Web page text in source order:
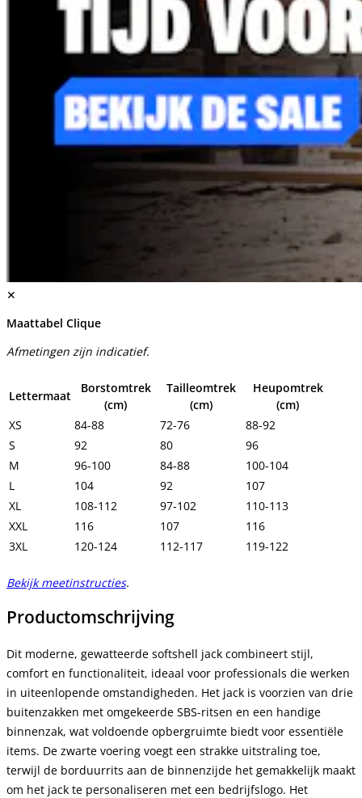
✕
Maattabel Clique
Afmetingen zijn indicatief.
Lettermaat
Borstomtrek
(cm)
Tailleomtrek
(cm)
Heupomtrek
(cm)
XS
84-88 72-76
88-92
S
92 80
96
M
96-100 84-88
100-104
L
104 92
107
XL
108-112 97-102
110-113
XXL
116 107
116
3XL
120-124 112-117 119-122
Bekijk meetinstructies.
Productomschrijving
Dit moderne, gewatteerde softshell jack combineert stijl,
comfort en functionaliteit, ideaal voor professionals die werken
in uiteenlopende omstandigheden. Het jack is voorzien van drie
buitenzakken met omgekeerde SBS-ritsen en een handige
binnenzak, wat voldoende opbergruimte biedt voor essentiële
items. De zwarte voering voegt een strakke uitstraling toe,
terwijl de borduurrits aan de binnenzijde het gemakkelijk maakt
om het jack te personaliseren met een bedrijfslogo. Het